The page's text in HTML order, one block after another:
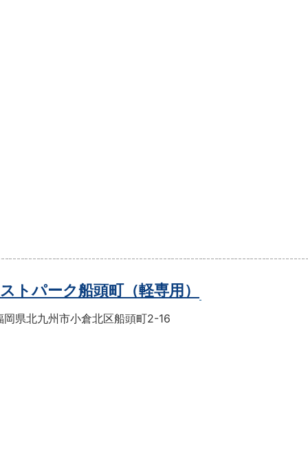
トパーク船頭町（軽専用）
岡県北九州市小倉北区船頭町2-16